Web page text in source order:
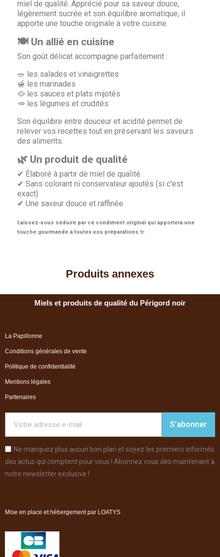
miel de qualité. Apprécié pour sa saveur douce,
légèrement sucrée et son équilibre aromatique, il
apporte une touche originale à votre cuisine.
🍽️ Un allié en cuisine
Son goût délicat accompagne parfaitement :
🥗 les salades et vinaigrettes
🍯 les marinades
🥘 les sauces et plats mijotés
🥕 les légumes et crudités
Son équilibre entre douceur et acidité permet de
relever vos recettes tout en préservant les saveurs
des aliments.
🌿 Un produit de qualité
✔ Élaboré à partir de miel de qualité
✔ Sans colorant ni conservateur ajoutés (si c'est
exact)
✔ Une saveur douce et raffinée
Laissez-vous séduire par ce condiment original qui apportera une
touche gourmande à toutes vos préparations.✨
Produits annexes
Miels et produits de qualité du Périgord noir
La Papillonne
Conditions générales de vente
Politique de confidentialité
Mentions légales
Partenaires
S’abonner
Ne manquez plus aucun bon plan et soyez les premiers informés
des actus qui comptent pour vous ! Abonnez vous dès maintenant à
notre newsletter exclusive !
Mise en place et hébergement par LOATYS